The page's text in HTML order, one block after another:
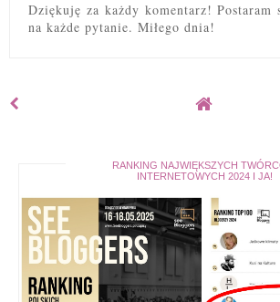
Dziękuję za każdy komentarz! Postaram
na każde pytanie. Miłego dnia!
RANKING NAJWIĘKSZYCH
INTERNETOWYCH 2024 I JA!